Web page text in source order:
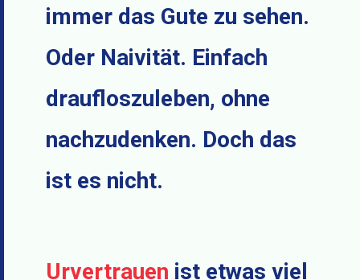
immer das Gute zu sehen.
Oder Naivität. Einfach
draufloszuleben, ohne
nachzudenken. Doch das
ist es nicht.
Urvertrauen ist etwas viel